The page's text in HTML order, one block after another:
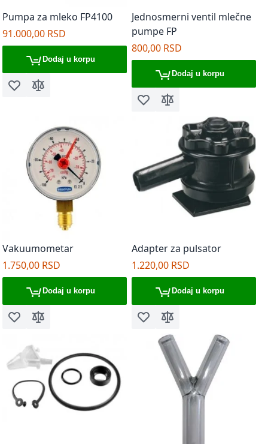
Pumpa za mleko FP4100
91.000,00 RSD
Dodaj u korpu
Dodaj u listu želja
Dodaj za poređenje
Jednosmerni ventil mlečne
pumpe FP
800,00 RSD
Dodaj u korpu
Dodaj u listu želja
Dodaj za poređenje
Vakuumometar
1.750,00 RSD
Dodaj u korpu
Dodaj u listu želja
Dodaj za poređenje
Adapter za pulsator
1.220,00 RSD
Dodaj u korpu
Dodaj u listu želja
Dodaj za poređenje